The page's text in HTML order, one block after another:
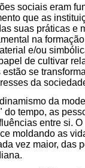
sociais eram
que as
suas práticas e
na
e/ou
de cultivar
se
da
da
tempo, as
entre si.
moldando as
vez maior,